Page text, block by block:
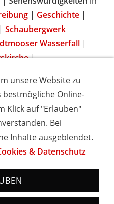
| Geschichte |
| Schaubergwerk
Wasserfall|
|
DATENSCHUTZ
AGB
NEWSLETTER
Schwarzwald - Urlaub in
unsere Website zu
Online-
Klick auf "Erlauben"
Bei
Inhalte ausgeblendet.
& Datenschutz